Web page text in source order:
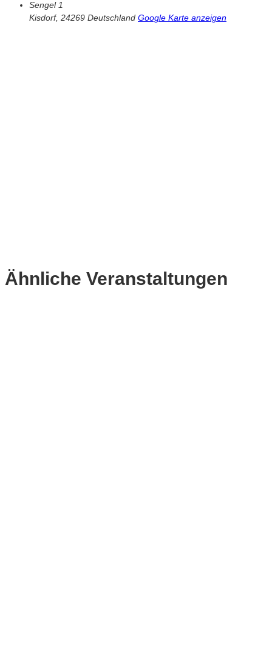
Sengel 1
Kisdorf, 24269 Deutschland Google Karte anzeigen
Ähnliche Veranstaltungen